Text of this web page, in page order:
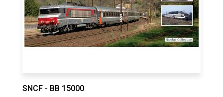
SNCF - BB 15000